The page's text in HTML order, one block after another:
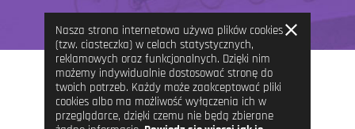
Nasza strona internetowa używa plików cookies
(tzw. ciasteczka) w celach statystycznych,
reklamowych oraz funkcjonalnych. Dzięki nim
możemy indywidualnie dostosować stronę do
twoich potrzeb. Każdy może zaakceptować pliki
cookies albo ma możliwość wyłączenia ich w
przeglądarce, dzięki czemu nie będą zbierane